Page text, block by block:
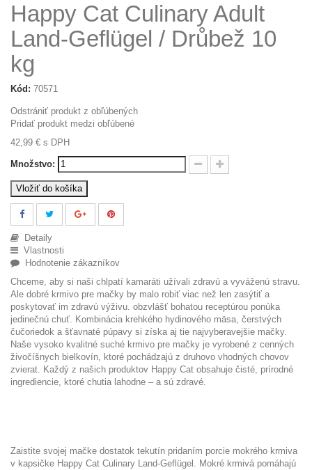
Happy Cat Culinary Adult
Land-Geflügel / Drůbež 10
kg
Kód: 70571
Odstrániť produkt z obľúbených
Pridať produkt medzi obľúbené
42,99 € s DPH
Množstvo:
Vložiť do košíka
Detaily
Vlastnosti
Hodnotenie zákazníkov
Chceme, aby si naši chlpatí kamaráti užívali zdravú a vyváženú stravu.
Ale dobré krmivo pre mačky by malo robiť viac než len zasýtiť a
poskytovať im zdravú výživu. obzvlášť bohatou receptúrou ponúka
jedinečnú chuť. Kombinácia krehkého hydinového mäsa, čerstvých
čučoriedok a šťavnaté púpavy si získa aj tie najvyberavejšie mačky.
Naše vysoko kvalitné suché krmivo pre mačky je vyrobené z cenných
živočíšnych bielkovín, ktoré pochádzajú z druhovo vhodných chovov
zvierat. Každý z našich produktov Happy Cat obsahuje čisté, prírodné
ingrediencie, ktoré chutia lahodne – a sú zdravé.
Zaistite svojej mačke dostatok tekutín pridaním porcie mokrého krmiva
v kapsičke Happy Cat Culinary Land-Geflügel . Mokré krmivá pomáhajú